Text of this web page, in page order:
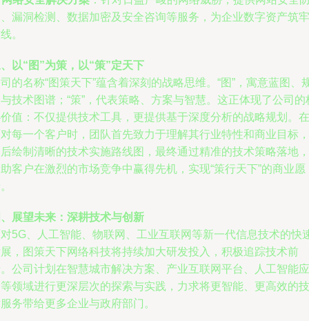
漏洞检测、数据加密及安全咨询等服务，为企业数字资产筑牢
。
以“图”为策，以“策”定天下
的名称“图策天下”蕴含着深刻的战略思维。“图”，寓意蓝图、
技术图谱；“策”，代表策略、方案与智慧。这正体现了公司的
值：不仅提供技术工具，更提供基于深度分析的战略规划。在
每一个客户时，团队首先致力于理解其行业特性和商业目标，
绘制清晰的技术实施路线图，最终通过精准的技术策略落地，
客户在激烈的市场竞争中赢得先机，实现“策行天下”的商业愿
展望未来：深耕技术与创新
5G、人工智能、物联网、工业互联网等新一代信息技术的快
，图策天下网络科技将持续加大研发投入，积极追踪技术前
公司计划在智慧城市解决方案、产业互联网平台、人工智能应
领域进行更深层次的探索与实践，力求将更智能、更高效的技
务带给更多企业与政府部门。